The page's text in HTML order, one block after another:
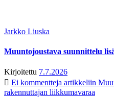
Jarkko Liuska
Muuntojoustava suunnittelu
Kirjoitettu 7.7.2026
Ei kommentteja artikkeliin
rakennuttajan liikkumavaraa